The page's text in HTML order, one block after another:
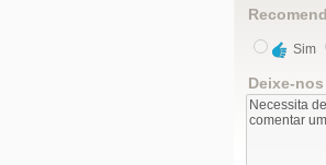
Sim
Deixe-